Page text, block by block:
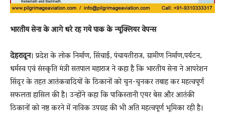
भारतीय सेना के आगे धरे रह गये पाक के न्यूक्लियर वेपन्स
देहरादून। प्रदेश के लोक निर्माण, सिंचाई, पंचायतीराज, ग्रामीण निर्माण,पर्यटन,
धर्मस्व एवं संस्कृति मंत्री सतपाल महाराज ने कहा है कि भारतीय सेना ने आपरेशन
सिंदूर के तहत आतंकवादियों के ठिकानों को चुन-चुनकर तबाह कर महत्वपूर्ण
सफलता हासिल की है। उन्होंने कहा कि पाकिस्तानी एयर बेस और आतंकी
ठिकानों को नष्ट करने में नाविक उपग्रह की भी अति महत्वपूर्ण भूमिका रही है।